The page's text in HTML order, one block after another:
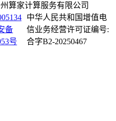
算家计算服务有限公司
备
号
中华人民共和国增值电
信业务经营许可证编号:
合字B2-20250467